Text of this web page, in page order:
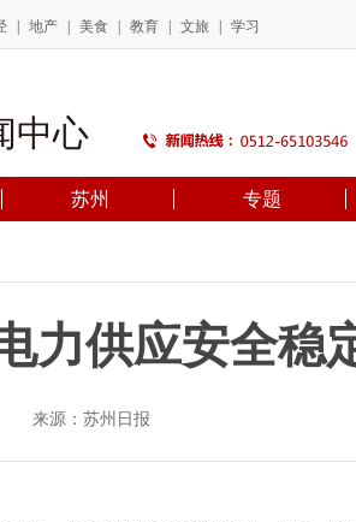
地产 美食 教育 文旅 学习
中心
苏州 专题
力供应安全稳
来源：苏州日报